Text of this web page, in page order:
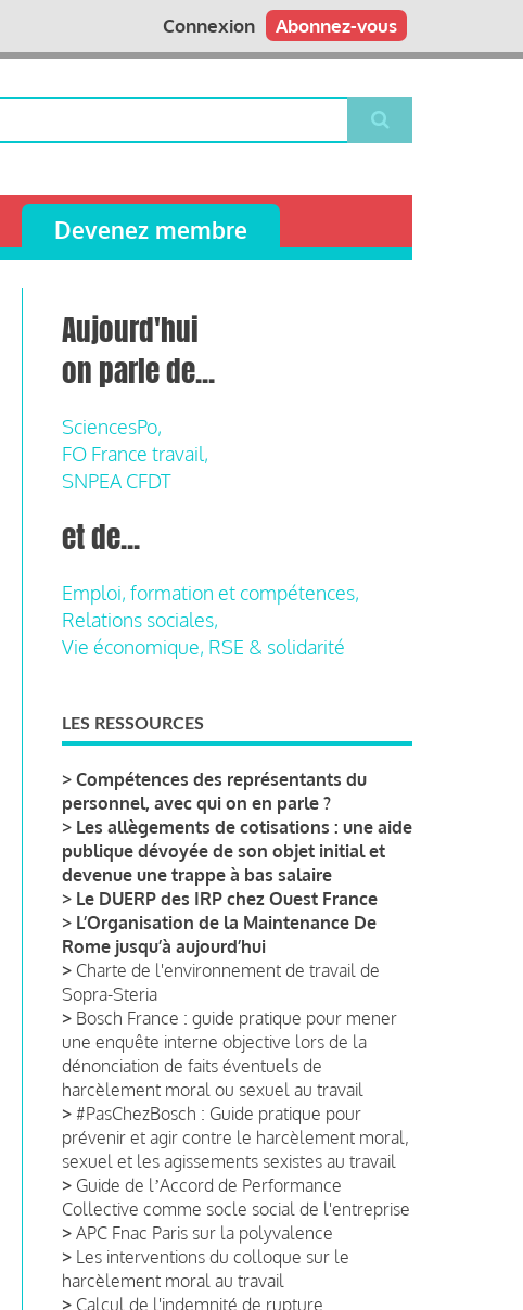
Abonnez-vous
Connexion
Devenez membre
Aujourd'hui
on parle de...
SciencesPo,
FO France travail,
SNPEA CFDT
et de...
Emploi, formation et compétences,
Relations sociales,
Vie économique, RSE & solidarité
LES RESSOURCES
> Compétences des représentants du
personnel, avec qui on en parle ?
> Les allègements de cotisations : une aide
publique dévoyée de son objet initial et
devenue une trappe à bas salaire
> Le DUERP des IRP chez Ouest France
> L’Organisation de la Maintenance De
Rome jusqu’à aujourd’hui
> Charte de l'environnement de travail de
Sopra-Steria
> Bosch France : guide pratique pour mener
une enquête interne objective lors de la
dénonciation de faits éventuels de
harcèlement moral ou sexuel au travail
> #PasChezBosch : Guide pratique pour
prévenir et agir contre le harcèlement moral,
sexuel et les agissements sexistes au travail
> Guide de lʼAccord de Performance
Collective comme socle social de l'entreprise
> APC Fnac Paris sur la polyvalence
> Les interventions du colloque sur le
harcèlement moral au travail
> Calcul de l'indemnité de rupture